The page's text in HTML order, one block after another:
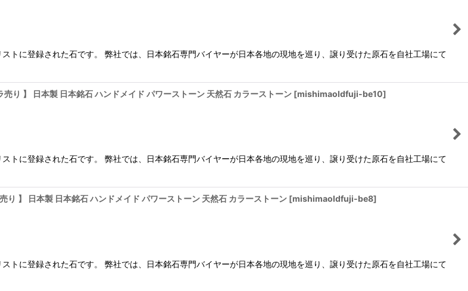
トに登録された石です。 弊社では、日本銘石専門バイヤーが日本各地の現地を巡り、譲り受けた原石を自社工場にて
り 】 日本製 日本銘石 ハンドメイド パワーストーン 天然石 カラーストーン [mishimaoldfuji-be10]
トに登録された石です。 弊社では、日本銘石専門バイヤーが日本各地の現地を巡り、譲り受けた原石を自社工場にて
り 】 日本製 日本銘石 ハンドメイド パワーストーン 天然石 カラーストーン [mishimaoldfuji-be8]
トに登録された石です。 弊社では、日本銘石専門バイヤーが日本各地の現地を巡り、譲り受けた原石を自社工場にて